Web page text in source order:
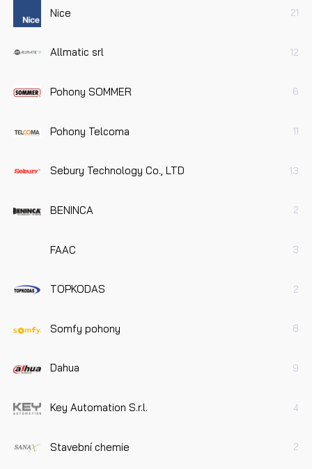
Nice 21
Allmatic srl 12
Pohony SOMMER 6
Pohony Telcoma 11
Sebury Technology Co., LTD 13
BENINCA 2
FAAC 3
TOPKODAS 2
Somfy pohony 8
Dahua 9
Key Automation S.r.l. 4
Stavební chemie 2